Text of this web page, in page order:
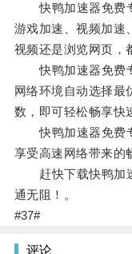
快鸭加速器免费专
游戏加速、视频加速
视频还是浏览网页，
快鸭加速器免费专
网络环境自动选择最
数，即可轻松畅享快
快鸭加速器免费专
享受高速网络带来的
赶快下载快鸭加速
通无阻！。
#37#
评论